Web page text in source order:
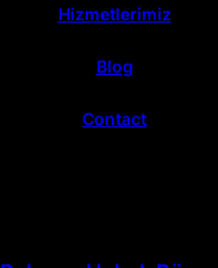
Hizmetlerimiz
Blog
Contact